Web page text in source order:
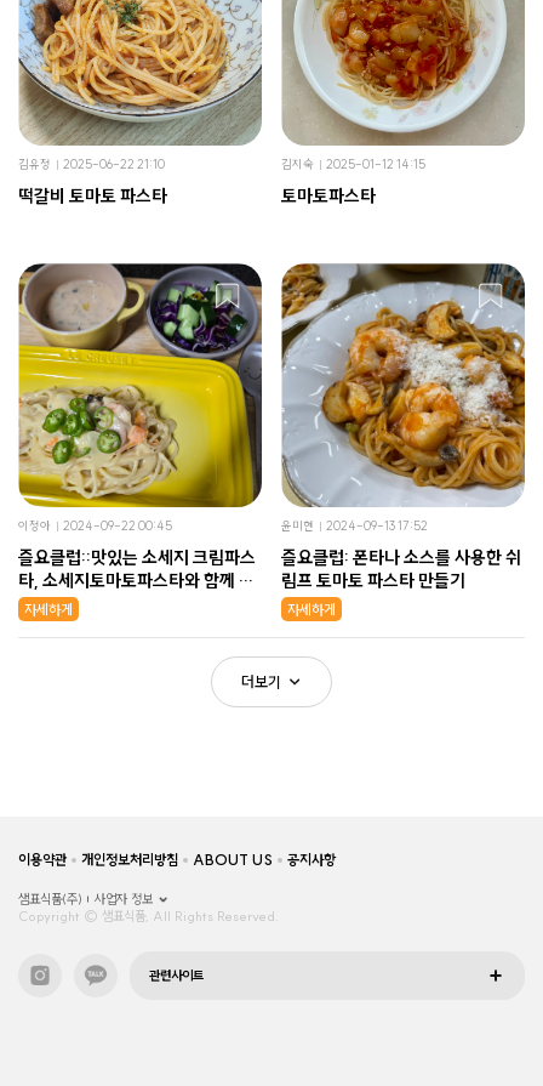
김유정 2025-06-22 21:10
떡갈비 토마토 파스타
김지숙 2025-01-12 14:15
토마토파스타
이정아 2024-09-22 00:45
즐요클럽::맛있는 소세지 크림파스
타, 소세지토마토파스타와 함께 하
는 이태리음식 한상
자세하게
윤미현 2024-09-13 17:52
즐요클럽: 폰타나 소스를 사용한 쉬
림프 토마토 파스타 만들기
자세하게
더보기
이용약관 개인정보처리방침 ABOUT US 공지사항
샘표식품(주)
사업자 정보
Copyright © 샘표식품, All Rights Reserved.
관련사이트